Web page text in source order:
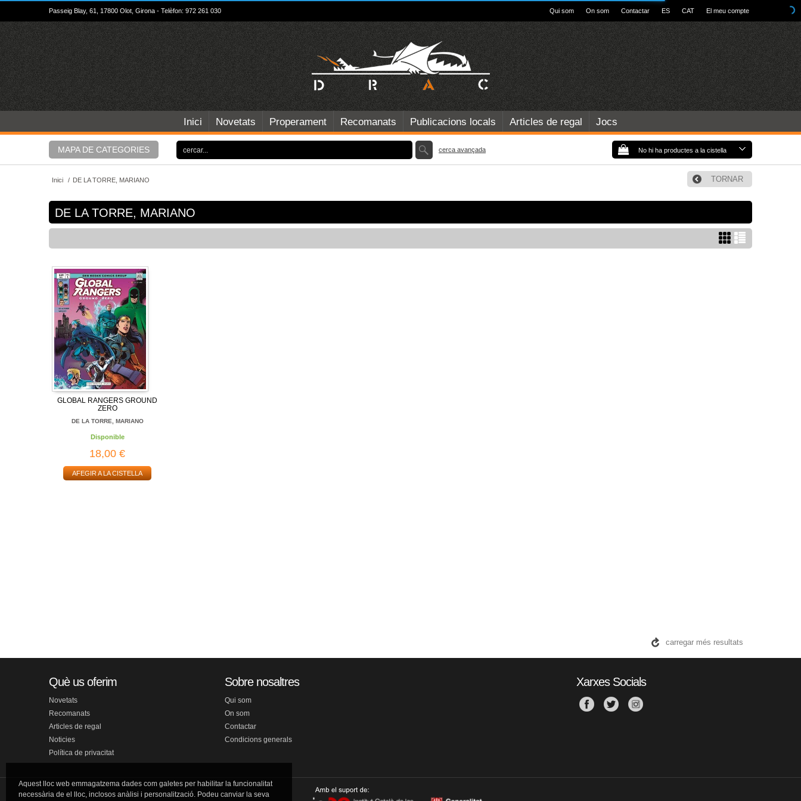
Passeig Blay, 61, 17800 Olot, Girona - Telèfon: 972 261 030 Qui som On som Contactar ES CAT El meu compte
Inici Novetats Properament Recomanats Publicacions locals Articles de regal Jocs
MAPA DE CATEGORIES No hi ha productes a la cistella
cerca avançada
Inici / DE LA TORRE, MARIANO TORNAR
DE LA TORRE, MARIANO
GLOBAL RANGERS GROUND
ZERO
DE LA TORRE, MARIANO
Disponible
18,00 €
AFEGIR A LA CISTELLA
carregar més resultats
Què us oferim
Novetats
Recomanats
Articles de regal
Noticies
Política de privacitat
Sobre nosaltres
Qui som
On som
Contactar
Condicions generals
Xarxes Socials
Aquest lloc web emmagatzema dades com galetes per habilitar la funcionalitat
necessària de el lloc, inclosos anàlisi i personalització. Podeu canviar la seva